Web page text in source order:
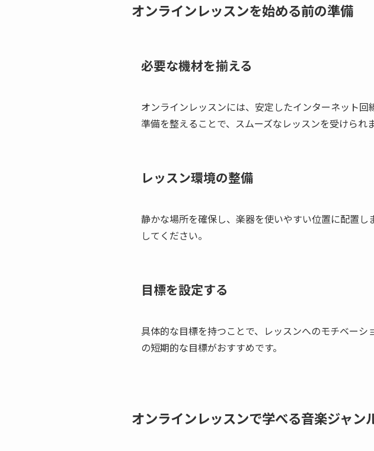
オンラインレッスンを始める前の準備
必要な機材を揃える
オンラインレッスンには、安定したインターネット
準備を整えることで、スムーズなレッスンを受けられま
レッスン環境の整備
静かな場所を確保し、楽器を使いやすい位置に配置
してください。
目標を設定する
具体的な目標を持つことで、レッスンへのモチベー
の短期的な目標がおすすめです。
オンラインレッスンで学べる音楽ジャン